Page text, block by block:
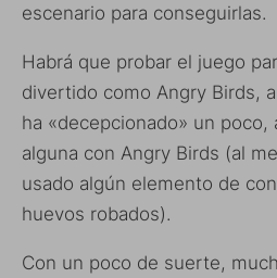
escenario para conseguirlas.
Habrá que probar el juego
divertido como Angry Birds,
ha «decepcionado» un poco,
alguna con Angry Birds (al
usado algún elemento de
huevos robados).
Con un poco de suerte,